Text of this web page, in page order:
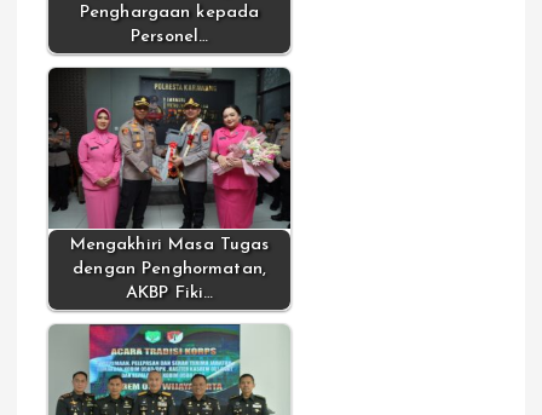
Penghargaan kepada
Personel…
Mengakhiri Masa Tugas
dengan Penghormatan,
AKBP Fiki…